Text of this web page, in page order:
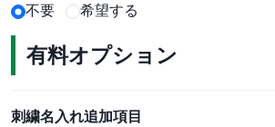
不要 希望する
有料オプション
刺繍名入れ追加項目